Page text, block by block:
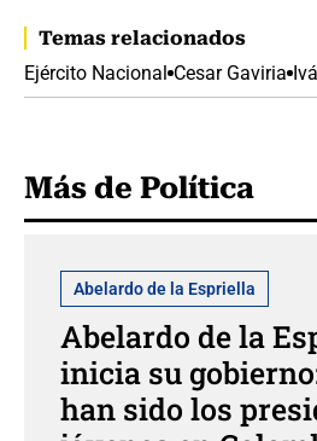
Temas relacionados
Ejército Nacional Cesar Gaviria
Más de Política
Abelardo de la Espriella
Abelardo de la
inicia su
han sido los